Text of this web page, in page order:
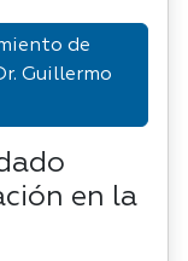
de
Guillermo
en la